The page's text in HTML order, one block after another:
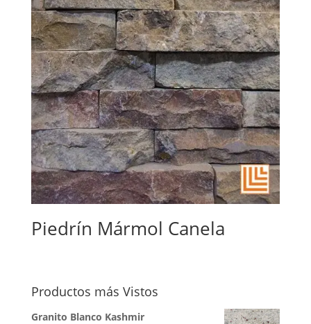
Piedrín Mármol Canela
Productos más Vistos
Granito Blanco Kashmir